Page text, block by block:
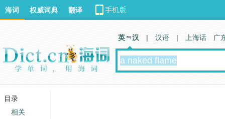
海词 权威词典 翻译
英 汉 | 汉语 | 上海话 广
目录
相关